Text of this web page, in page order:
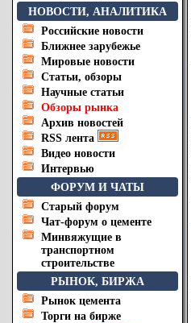
НОВОСТИ, АНАЛИТИКА
Российские новости
Ближнее зарубежье
Мировые новости
Статьи, обзоры
Научные статьи
Обзоры рынка
Архив новостей
RSS лента
Видео новости
Интервью
ФОРУМ И ЧАТЫ
Старый форум
Чат-форум о цементе
Минвяжущие в
транспортном
строительстве
РЫНОК, БИРЖА
Рынок цемента
Торги на бирже